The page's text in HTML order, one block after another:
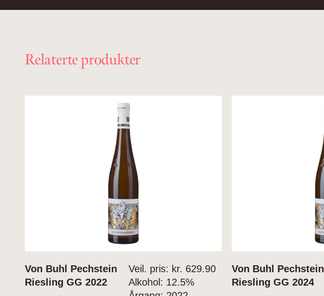
Relaterte produkter
Von Buhl Pechstein
Riesling GG 2022
Veil. pris: kr. 629.90
Alkohol: 12.5%
Von Buhl Pechstein
Riesling GG 2024